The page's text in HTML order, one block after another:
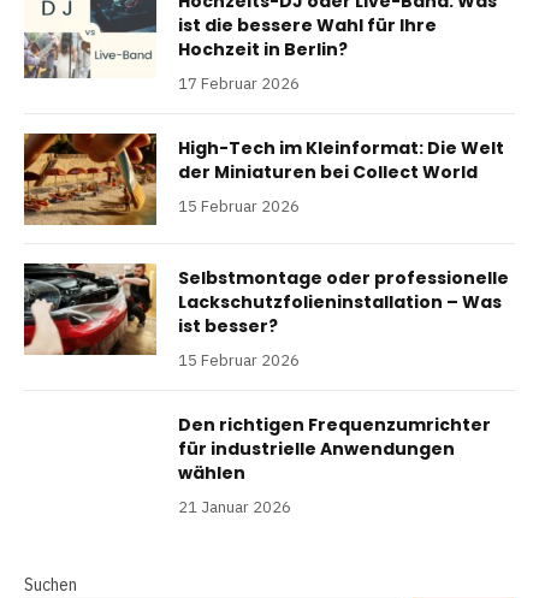
ist die bessere Wahl für Ihre
Hochzeit in Berlin?
17 Februar 2026
High-Tech im Kleinformat: Die Welt
der Miniaturen bei Collect World
15 Februar 2026
Selbstmontage oder professionelle
Lackschutzfolieninstallation – Was
ist besser?
15 Februar 2026
Den richtigen Frequenzumrichter
für industrielle Anwendungen
wählen
21 Januar 2026
Suchen